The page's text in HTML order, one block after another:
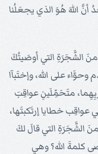
أنَّ اللهَ هُوَ الذي يجعَلُنا
منَ الشَّجَرَةِ التي أوصَيتُكَ
على الله، وإختَبآا
متَحَمِّلَينِ عواقِبَ
خطايا إرتَكبتَها،
الشَّجَرَةِ التي قالَ لكَ
كلمةَ الله؟ وهي